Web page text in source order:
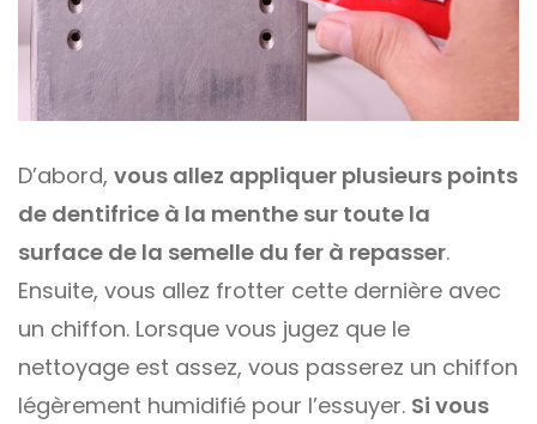
D’abord, vous allez appliquer plusieurs points
de dentifrice à la menthe sur toute la
surface de la semelle du fer à repasser.
Ensuite, vous allez frotter cette dernière avec
un chiffon. Lorsque vous jugez que le
nettoyage est assez, vous passerez un chiffon
légèrement humidifié pour l’essuyer. Si vous